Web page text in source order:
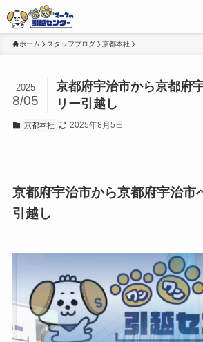
ホーム スタッフブログ 京都本社
京都府宇治市から京都府
リー引越し
2025
8/05
京都本社 2025年8月5日
京都府宇治市から京都府宇治市
引越し